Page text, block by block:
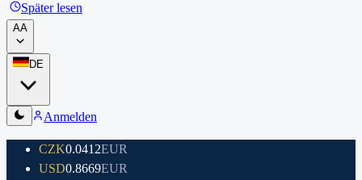
Später lesen
AA
DE
Anmelden
CZK0.0412EUR
USD0.8669EUR